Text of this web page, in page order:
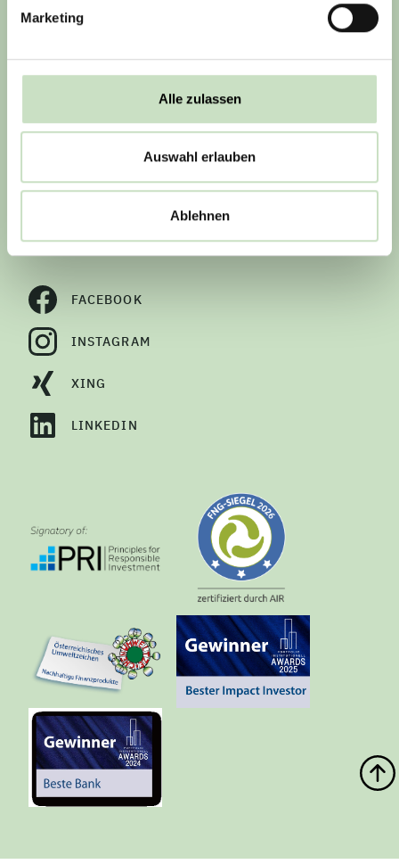
Marketing
Alle zulassen
Auswahl erlauben
Ablehnen
KONTAKT
BARRIEREFREIHEITSERKLÄRUNG
VERTRAG WIDERRUFEN
Social Media
FACEBOOK
INSTAGRAM
XING
LINKEDIN